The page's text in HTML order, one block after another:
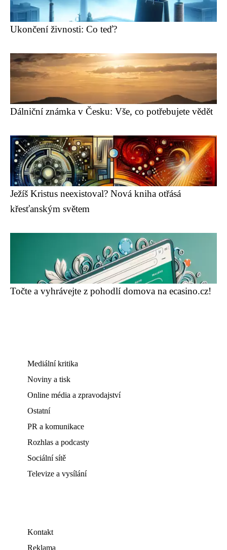
Ukončení živnosti: Co teď?
Dálniční známka v Česku: Vše, co potřebujete vědět
Ježíš Kristus neexistoval? Nová kniha otřásá
křesťanským světem
Točte a vyhrávejte z pohodlí domova na ecasino.cz!
Mediální kritika
Noviny a tisk
Online média a zpravodajství
Ostatní
PR a komunikace
Rozhlas a podcasty
Sociální sítě
Televize a vysílání
Kontakt
Reklama